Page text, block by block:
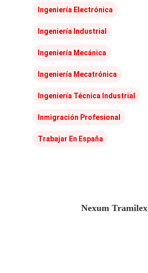
Ingeniería Electrónica
Ingeniería Industrial
Ingeniería Mecánica
Ingeniería Mecatrónica
Ingeniería Técnica Industrial
Inmigración Profesional
Trabajar En España
Nexum Tramilex